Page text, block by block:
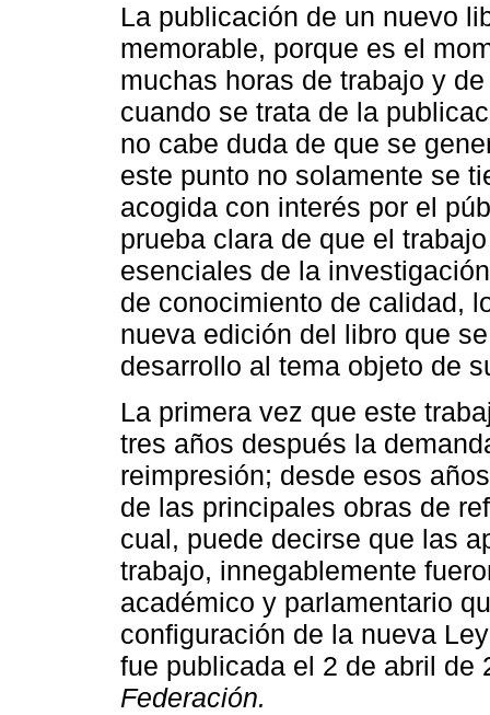
La publicación de un nuevo
memorable, porque es el
muchas horas de trabajo y
cuando se trata de la
no cabe duda de que se
este punto no solamente se
acogida con interés por el
prueba clara de que el
esenciales de la
de conocimiento de calidad,
nueva edición del libro que
desarrollo al tema objeto de
La primera vez que este
tres años después la
reimpresión; desde esos
de las principales obras de
cual, puede decirse que las
trabajo, innegablemente
académico y parlamentario
configuración de la nueva
fue publicada el 2 de abril de
Federación.